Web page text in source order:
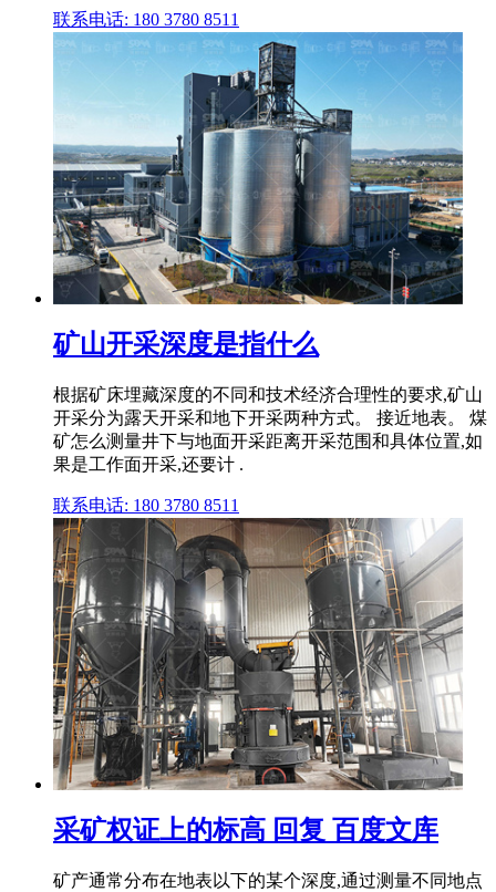
联系电话: 180 3780 8511
矿山开采深度是指什么
根据矿床埋藏深度的不同和技术经济合理性的要求,矿山
开采分为露天开采和地下开采两种方式。 接近地表。 煤
矿怎么测量井下与地面开采距离开采范围和具体位置,如
果是工作面开采,还要计 .
联系电话: 180 3780 8511
采矿权证上的标高 回复 百度文库
矿产通常分布在地表以下的某个深度,通过测量不同地点